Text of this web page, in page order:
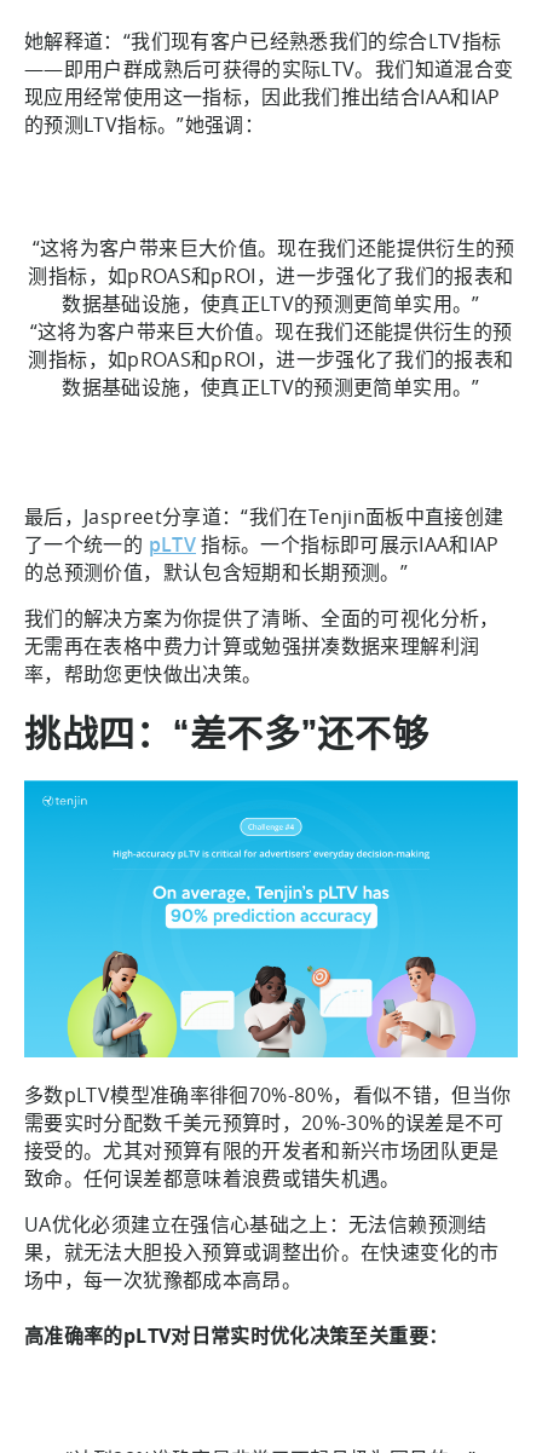
她解释道：“我们现有客户已经熟悉我们的综合LTV指标
——即用户群成熟后可获得的实际LTV。我们知道混合变
现应用经常使用这一指标，因此我们推出结合IAA和IAP
的预测LTV指标。”她强调：
“这将为客户带来巨大价值。现在我们还能提供衍生的预
测指标，如pROAS和pROI，进一步强化了我们的报表和
数据基础设施，使真正LTV的预测更简单实用。”
“这将为客户带来巨大价值。现在我们还能提供衍生的预
测指标，如pROAS和pROI，进一步强化了我们的报表和
数据基础设施，使真正LTV的预测更简单实用。”
最后，Jaspreet分享道：“我们在Tenjin面板中直接创建
了一个统一的 pLTV指标。一个指标即可展示IAA和IAP
的总预测价值，默认包含短期和长期预测。”
我们的解决方案为你提供了清晰、全面的可视化分析，
无需再在表格中费力计算或勉强拼凑数据来理解利润
率，帮助您更快做出决策。
挑战四：“差不多”还不够
多数pLTV模型准确率徘徊70%-80%，看似不错，但当你
需要实时分配数千美元预算时，20%-30%的误差是不可
接受的。尤其对预算有限的开发者和新兴市场团队更是
致命。任何误差都意味着浪费或错失机遇。
UA优化必须建立在强信心基础之上：无法信赖预测结
果，就无法大胆投入预算或调整出价。在快速变化的市
场中，每一次犹豫都成本高昂。
高准确率的pLTV对日常实时优化决策至关重要：